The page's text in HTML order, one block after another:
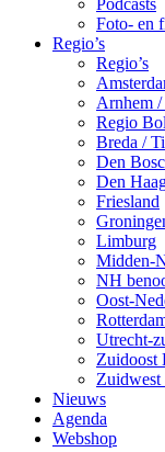
Podcasts
Foto- en
Regio’s
Regio’s
Arnhem
Regio
Breda /
Den
Den
Friesland
Limburg
Midden-
NH
Oost-
Utrecht-
Zuidoost
Zuidwest
Nieuws
Agenda
Webshop